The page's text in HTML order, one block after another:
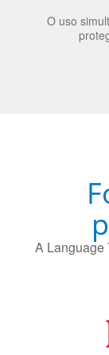
O uso
A Language